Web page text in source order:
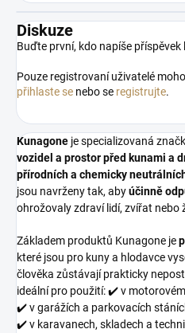
Diskuze
Buďte první, kdo napíše příspěvek
Pouze registrovaní uživatelé
přihlaste se nebo se registrujte.
Kunagone je specializovaná
vozidel a prostor před kunami a
přírodních a chemicky
jsou navrženy tak, abyúčinně
ohrožovaly zdraví lidí, zvířat nebo
Základem produktů Kunagone je
které jsou pro kuny a hlodavce
člověka zůstávají prakticky
ideální pro použití: ✔️ v
✔️ v garážích a parkovacích
✔️ v karavanech, skladech a